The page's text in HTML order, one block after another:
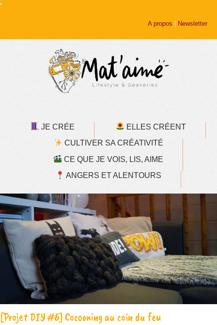
A propos | Newsletter
JE CRÉE
ELLES CRÉENT
CULTIVER SA CRÉATIVITÉ
CE QUE JE VOIS, LIS, AIME
ANGERS ET ALENTOURS
[Projet DIY #6] Cocooning au coin du feu